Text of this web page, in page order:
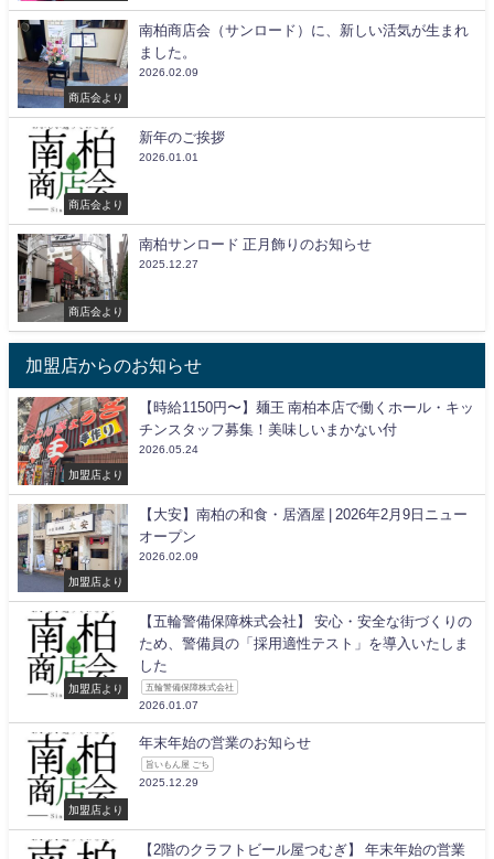
商店会より
南柏商店会（サンロード）に、新しい活気が生まれ
ました。
2026.02.09
商店会より
新年のご挨拶
2026.01.01
商店会より
南柏サンロード 正月飾りのお知らせ
2025.12.27
加盟店からのお知らせ
加盟店より
【時給1150円〜】麺王 南柏本店で働くホール・キッ
チンスタッフ募集！美味しいまかない付
2026.05.24
加盟店より
【大安】南柏の和食・居酒屋 | 2026年2月9日ニュー
オープン
2026.02.09
加盟店より
【五輪警備保障株式会社】 安心・安全な街づくりの
ため、警備員の「採用適性テスト」を導入いたしま
した
五輪警備保障株式会社
2026.01.07
加盟店より
年末年始の営業のお知らせ
旨いもん屋 ごち
2025.12.29
【2階のクラフトビール屋つむぎ】 年末年始の営業